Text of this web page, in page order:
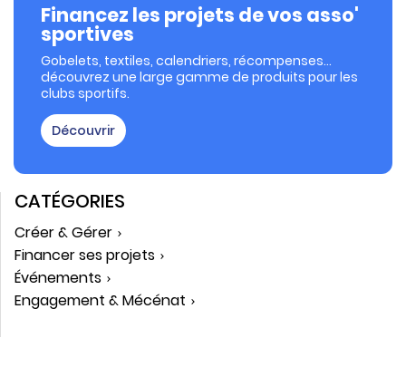
Financez les projets de vos asso'
sportives
Gobelets, textiles, calendriers, récompenses…
découvrez une large gamme de produits pour les
clubs sportifs.
Découvrir
CATÉGORIES
Créer & Gérer
Financer ses projets
Événements
Engagement & Mécénat